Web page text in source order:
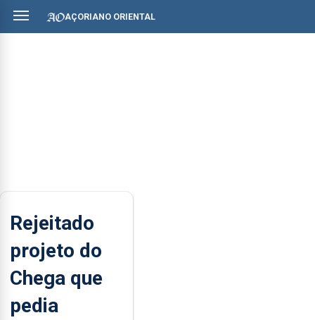
AÇORIANO ORIENTAL
Rejeitado
projeto do
Chega que
pedia